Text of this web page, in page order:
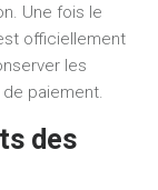
Une fois le
officiellement
les
paiement.
des